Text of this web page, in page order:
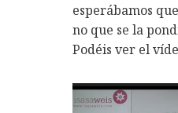
esperábamos
no que se la
Podéis ver el